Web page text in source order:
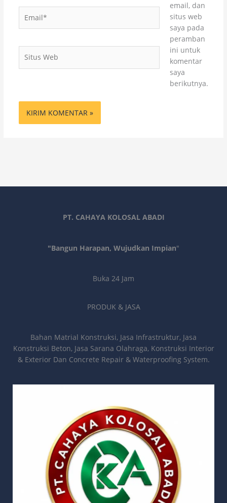
Web
email, dan
situs web
saya pada
peramban
ini untuk
komentar
saya
berikutnya.
PT. CAHAYA KOLOSAL ABADI
"Bangun Harapan, Wujudkan Impian"
Buka 24 Jam
PRODUK & JASA
Bahan Matrial Konstruksi, Jasa Infrastruktur, Jasa
Konstruksi Beton, Jasa Sarana Olahraga, Konstruksi Interior
& Exterior Dan Concrete Repair & Waterproofing System.